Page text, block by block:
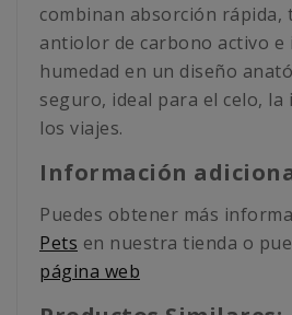
combinan absorción rápida,
antiolor de carbono activo e
humedad en un diseño
seguro, ideal para el celo, la
los viajes.
Información
Puedes obtener más
Pets en nuestra tienda o
página web